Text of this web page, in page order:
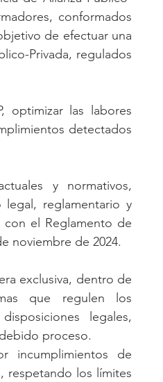
conformados
de efectuar una
Privada, regulados
detectados
legal, reglamentario y
con el Reglamento de
noviembre de 2024.
que regulen los
legales,
proceso.
incumplimientos de
respetando los límites